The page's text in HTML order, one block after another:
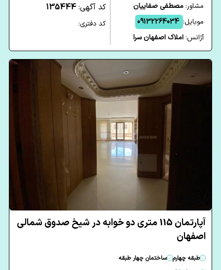
مشاور:مصطفی صفاییان
موبایل: 09132264034
آژانس:املاک اصفهان سرا
کد آگهی: 135444
کد دفتری:
آپارتمان 115 متری دو خوابه در شیخ صدوق شمالی
اصفهان
طبقه چهارم
ساختمان چهار طبقه